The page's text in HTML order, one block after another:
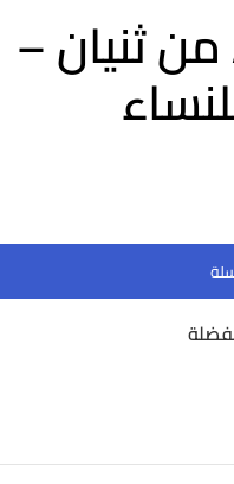
عطر All Of You من ثنيان –